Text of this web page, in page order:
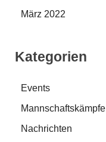
März 2022
Kategorien
Events
Mannschaftskämpfe
Nachrichten